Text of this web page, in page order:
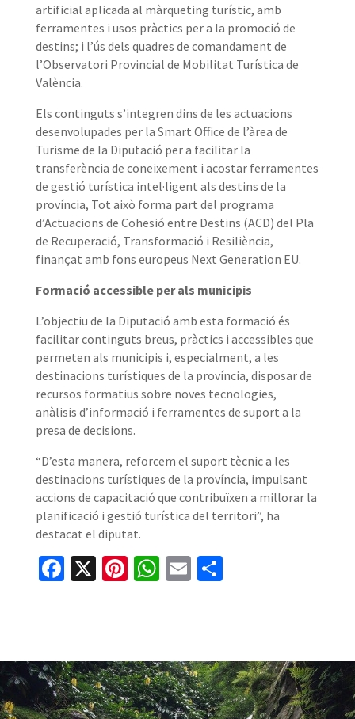
artificial aplicada al màrqueting turístic, amb
ferramentes i usos pràctics per a la promoció de
destins; i l’ús dels quadres de comandament de
l’Observatori Provincial de Mobilitat Turística de
València.
Els continguts s’integren dins de les actuacions
desenvolupades per la Smart Office de l’àrea de
Turisme de la Diputació per a facilitar la
transferència de coneixement i acostar ferramentes
de gestió turística intel·ligent als destins de la
província, Tot això forma part del programa
d’Actuacions de Cohesió entre Destins (ACD) del Pla
de Recuperació, Transformació i Resiliència,
finançat amb fons europeus Next Generation EU.
Formació accessible per als municipis
L’objectiu de la Diputació amb esta formació és
facilitar continguts breus, pràctics i accessibles que
permeten als municipis i, especialment, a les
destinacions turístiques de la província, disposar de
recursos formatius sobre noves tecnologies,
anàlisis d’informació i ferramentes de suport a la
presa de decisions.
“D’esta manera, reforcem el suport tècnic a les
destinacions turístiques de la província, impulsant
accions de capacitació que contribuïxen a millorar la
planificació i gestió turística del territori”, ha
destacat el diputat.
Facebook
X Pinterest
WhatsApp
EmailShare